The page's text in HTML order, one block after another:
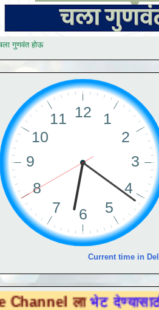
गुणवंत होऊ
Current time in
भेट देण्यासाठी येथे क्लिक